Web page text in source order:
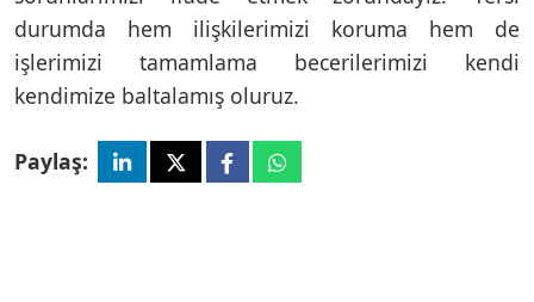
durumda hem ilişkilerimizi koruma hem de
işlerimizi tamamlama becerilerimizi kendi
kendimize baltalamış oluruz.
Paylaş: